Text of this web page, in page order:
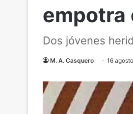
empotra
Dos jóvenes
M. A. Casquero 16